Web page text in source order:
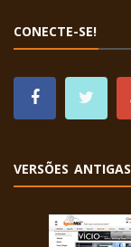
CONECTE-SE!
VERSÕES ANTIGAS